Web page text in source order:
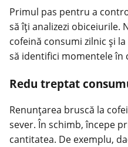
Primul pas pentru a
să îți analizezi obiceiurile.
cofeină consumi zilnic și
să identifici momentele în
Redu treptat
Renunțarea bruscă la
sever. În schimb, începe
cantitatea. De exemplu,